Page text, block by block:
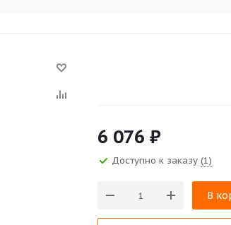
6 076 ₽
Доступно к заказу (1)
В